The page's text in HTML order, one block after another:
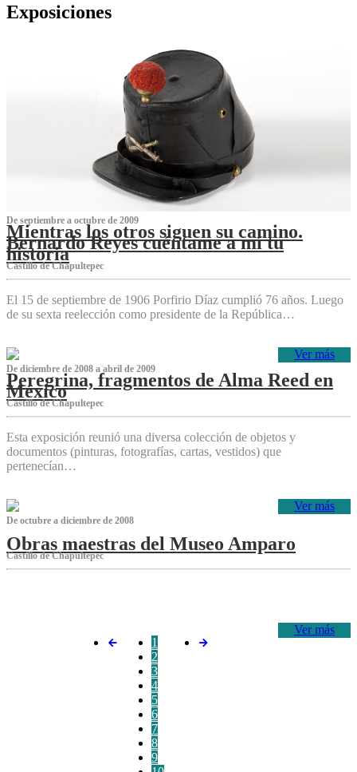
Exposiciones
De septiembre a octubre de 2009
Mientras los otros siguen su camino.
Bernardo Reyes cuéntame a mí tu
historia
Castillo de Chapultepec
El 15 de septiembre de 1906 Porfirio Díaz cumplió 76 años. Luego
de su sexta reelección como presidente de la República…
Ver más
De diciembre de 2008 a abril de 2009
Peregrina, fragmentos de Alma Reed en
México
Castillo de Chapultepec
Esta exposición reunió una diversa colección de objetos y
documentos (pinturas, fotografías, cartas, vestidos) que
pertenecían…
Ver más
De octubre a diciembre de 2008
Obras maestras del Museo Amparo
Castillo de Chapultepec
Ver más
1
2
3
4
5
6
7
8
9